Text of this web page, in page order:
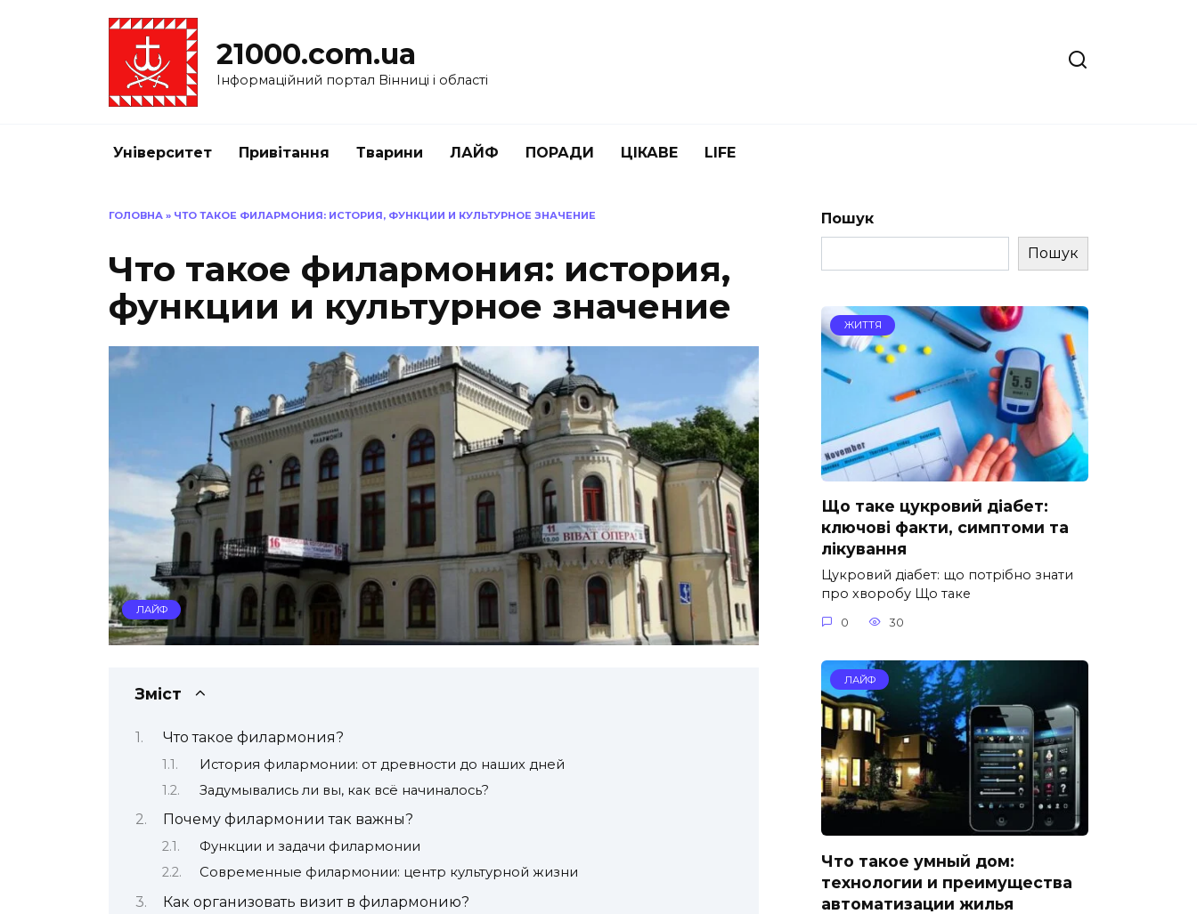
21000.com.ua
Інформаційний портал Вінниці і області
Університет Привітання Тварини ЛАЙФ ПОРАДИ ЦІКАВЕ LIFE
ГОЛОВНА » ЧТО ТАКОЕ ФИЛАРМОНИЯ: ИСТОРИЯ, ФУНКЦИИ И КУЛЬТУРНОЕ ЗНАЧЕНИЕ
Что такое филармония: история,
функции и культурное значение
ЛАЙФ
Зміст
Что такое филармония?
История филармонии: от древности до наших дней
Задумывались ли вы, как всё начиналось?
Почему филармонии так важны?
Функции и задачи филармонии
Современные филармонии: центр культурной жизни
Как организовать визит в филармонию?
Пошук
Пошук
ЖИТТЯ
Що таке цукровий діабет:
ключові факти, симптоми та
лікування
Цукровий діабет: що потрібно знати
про хворобу Що таке
0 30
ЛАЙФ
Что такое умный дом:
технологии и преимущества
автоматизации жилья